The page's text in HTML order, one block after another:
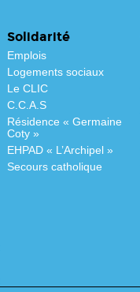
Solidarité
Emplois
Logements sociaux
Le CLIC
C.C.A.S
Résidence « Germaine
Coty »
EHPAD « L’Archipel »
Secours catholique